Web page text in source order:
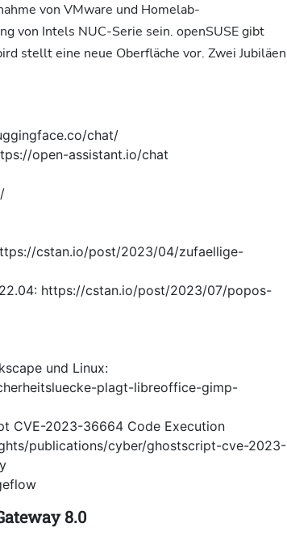
von VMware und Homelab-
von Intels NUC-Serie sein. openSUSE gibt
stellt eine neue Oberfläche vor. Zwei Jubiläen
chat/
open-assistant.io/chat
cstan.io/post/2023/04/zufaellige-
https://cstan.io/post/2023/07/popos-
und Linux:
plagt-libreoffice-gimp-
CVE-2023-36664 Code Execution
publications/cyber/ghostscript-cve-2023-
8.0